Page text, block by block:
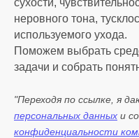
неровного тона,
используемого ухода.
Поможем выбрать
задачи и собрать
"Переходя по ссылке, я
персональных данных и
конфиденциальности